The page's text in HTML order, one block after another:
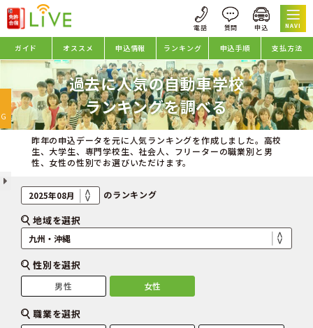
NAVI
ガイド オススメ 申込情報 ランキング 申込手順 支払方法
過去に人気の自動車学校
ランキングを調べる
昨年の申込データを元に人気ランキングを作成しました。高校
生、大学生、専門学校生、社会人、フリーターの職業別と男
性、女性の性別でお選びいただけます。
のランキング
地域を選択
性別を選択
男性 女性
職業を選択